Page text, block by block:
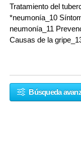
Tratamiento del
*neumonía_10
neumonía_11
Causas de la
Búsqueda